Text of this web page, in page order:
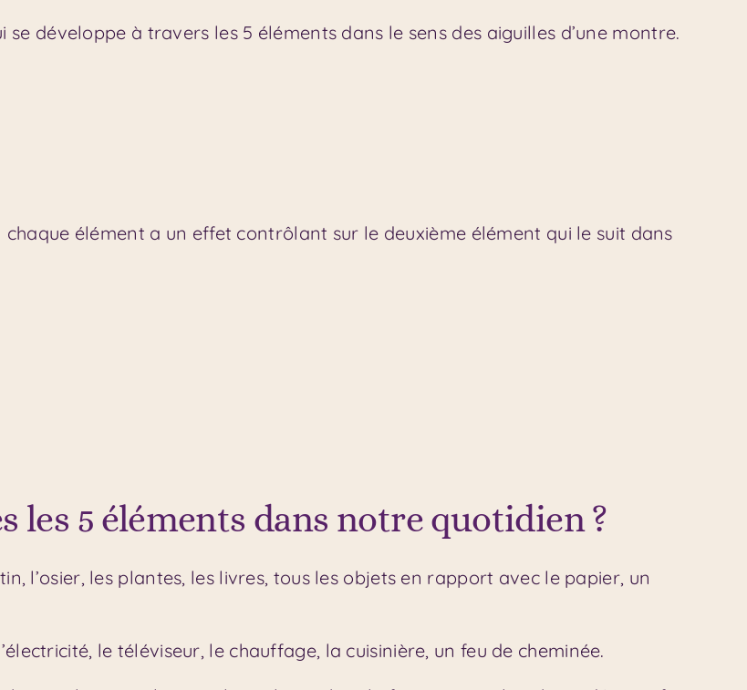
se développe à travers les 5 éléments dans le sens des aiguilles d’une montre.
élément a un effet contrôlant sur le deuxième élément qui le suit dans
les 5 éléments dans notre quotidien ?
l’osier, les plantes, les livres, tous les objets en rapport avec le papier, un
le téléviseur, le chauffage, la cuisinière, un feu de cheminée.